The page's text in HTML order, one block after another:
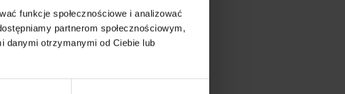
funkcje społecznościowe i analizować
partnerom społecznościowym,
danymi otrzymanymi od Ciebie lub